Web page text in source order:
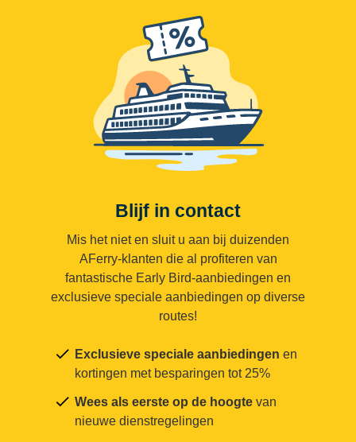
Blijf in contact
Mis het niet en sluit u aan bij duizenden
AFerry-klanten die al profiteren van
fantastische Early Bird-aanbiedingen en
exclusieve speciale aanbiedingen op diverse
routes!
Exclusieve speciale aanbiedingen en
kortingen met besparingen tot 25%
Wees als eerste op de hoogte van
nieuwe dienstregelingen